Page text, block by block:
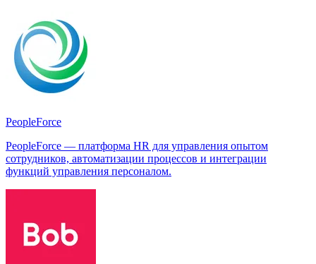
PeopleForce
PeopleForce — платформа HR для управления опытом
сотрудников, автоматизации процессов и интеграции
функций управления персоналом.